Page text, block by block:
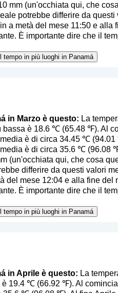
mm (un'occhiata qui, che
potrebbe differire da
a metà del mese 11:50 e
È importante dire che il
in più luoghi in Panamá
in Marzo è questo: La
è 18.6 ℃ (65.48 ℉). Al
è di circa 34.45 ℃
è di circa 35.6 ℃ (96.08
(un'occhiata qui, che cosa
differire da questi valori
del mese 12:04 e alla fine
È importante dire che il
in più luoghi in Panamá
in Aprile è questo: La
19.4 ℃ (66.92 ℉). Al